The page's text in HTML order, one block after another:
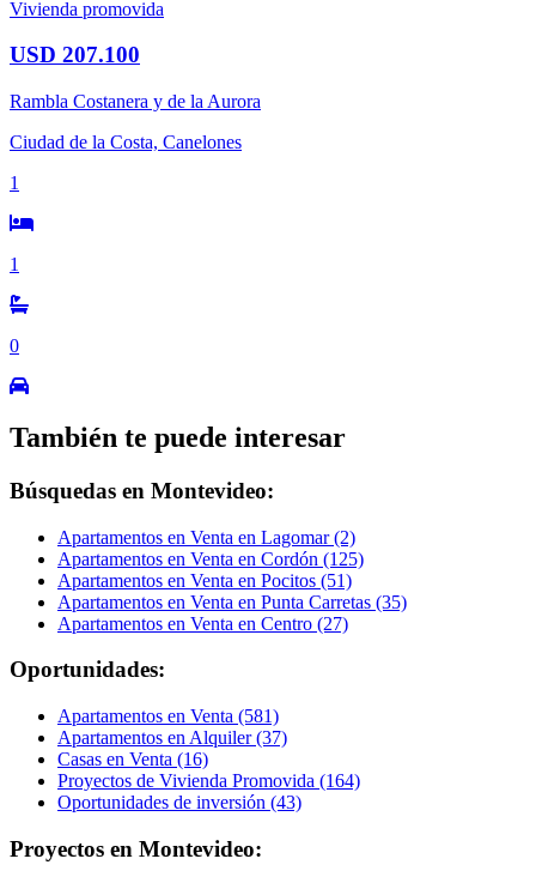
Vivienda promovida
USD 207.100
Rambla Costanera y de la Aurora
Ciudad de la Costa, Canelones
1
1
0
También te puede interesar
Búsquedas en Montevideo:
Apartamentos en Venta en Lagomar (2)
Apartamentos en Venta en Cordón (125)
Apartamentos en Venta en Pocitos (51)
Apartamentos en Venta en Punta Carretas (35)
Apartamentos en Venta en Centro (27)
Oportunidades:
Apartamentos en Venta (581)
Apartamentos en Alquiler (37)
Casas en Venta (16)
Proyectos de Vivienda Promovida (164)
Oportunidades de inversión (43)
Proyectos en Montevideo: